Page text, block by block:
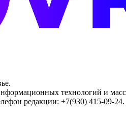
технологий и
редакции: +7(930) 415-09-24.